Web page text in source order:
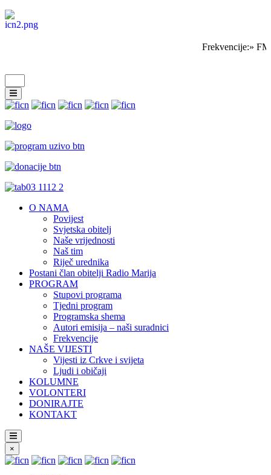
Frekvencije:»
O NAMA
Povijest
Svjetska obitelj
Naše vrijednosti
Naš tim
Riječ urednika
Postani član obitelji Radio Marija
PROGRAM
Stupovi programa
Tjedni program
Programska shema
Autori emisija – naši suradnici
Frekvencije
NAŠE VIJESTI
Vijesti iz Crkve i svijeta
Ljudi i običaji
KOLUMNE
VOLONTERI
DONIRAJTE
KONTAKT
×